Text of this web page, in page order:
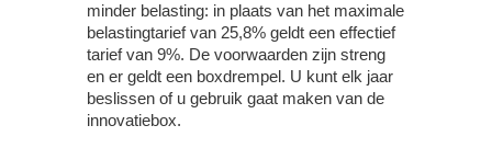
minder belasting: in plaats van het maximale
belastingtarief van 25,8% geldt een effectief
tarief van 9%. De voorwaarden zijn streng
en er geldt een boxdrempel. U kunt elk jaar
beslissen of u gebruik gaat maken van de
innovatiebox.